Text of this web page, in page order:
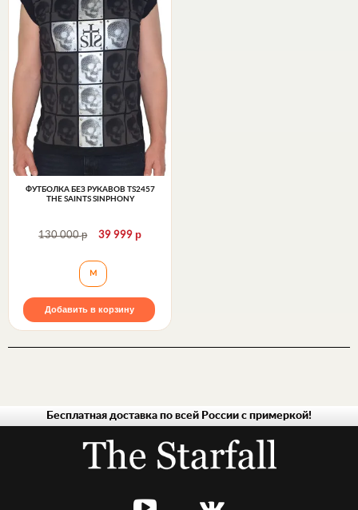
ФУТБОЛКА БЕЗ РУКАВОВ TS2457
THE SAINTS SINPHONY
130 000р 39 999р
Футболка без рукавов TS2457 The Saints Sinphony
M
Добавить в корзину
Бесплатная доставка по всей России с примеркой!